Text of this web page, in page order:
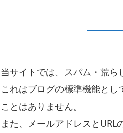
当サイトでは、スパム・荒ら
これはブログの標準機能と
ことはありません。
また、メールアドレスとURL